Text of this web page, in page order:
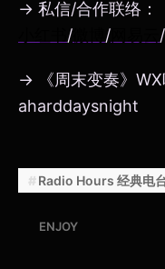
→ 私信/合作联络：
/ /
→ 《周末变奏》WX
aharddaysnight
Radio Hours 经典电
ENJOY